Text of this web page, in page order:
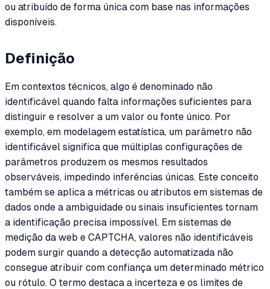
ou atribuído de forma única com base nas informações
disponíveis.
Definição
Em contextos técnicos, algo é denominado não
identificável quando falta informações suficientes para
distinguir e resolver a um valor ou fonte único. Por
exemplo, em modelagem estatística, um parâmetro não
identificável significa que múltiplas configurações de
parâmetros produzem os mesmos resultados
observáveis, impedindo inferências únicas. Este conceito
também se aplica a métricas ou atributos em sistemas de
dados onde a ambiguidade ou sinais insuficientes tornam
a identificação precisa impossível. Em sistemas de
medição da web e CAPTCHA, valores não identificáveis
podem surgir quando a detecção automatizada não
consegue atribuir com confiança um determinado métrico
ou rótulo. O termo destaca a incerteza e os limites de